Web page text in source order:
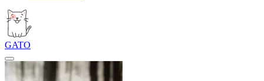
GATO